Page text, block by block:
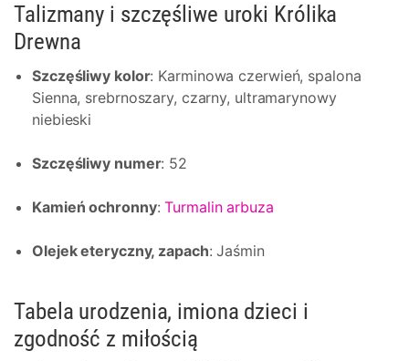
Talizmany i szczęśliwe uroki Królika
Drewna
Szczęśliwy kolor: Karminowa czerwień, spalona
Sienna, srebrnoszary, czarny, ultramarynowy
niebieski
Szczęśliwy numer: 52
Kamień ochronny:Turmalin arbuza
Olejek eteryczny, zapach: Jaśmin
Tabela urodzenia, imiona dzieci i
zgodność z miłością